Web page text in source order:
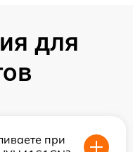
для
при